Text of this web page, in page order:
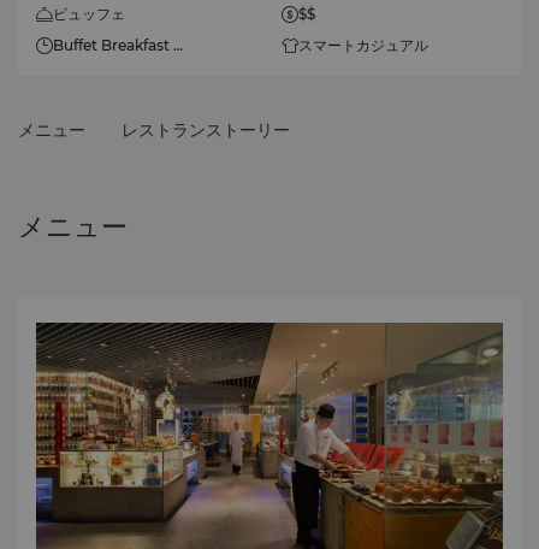
ビュッフェ
$$
Buffet Breakfast
Buffet Dinner
6時 - 23時
スマートカジュアル
メニュー レストランストーリー
メニュー